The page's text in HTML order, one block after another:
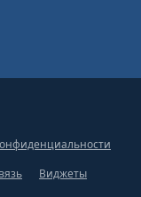
Виджеты